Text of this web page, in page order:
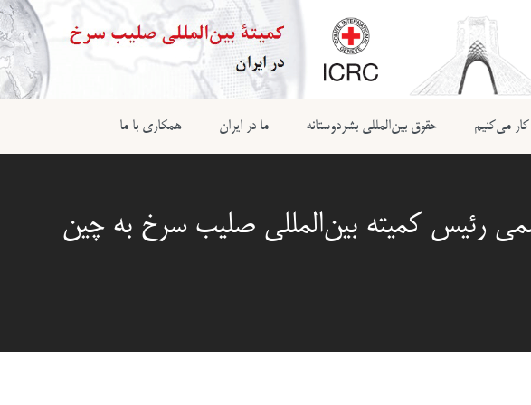
می‌کنیم حقوق بین‌المللی بشردوستانه ما در ایران همکاری با ما
رئیس کمیته بین‌المللی صلیب سرخ به چین